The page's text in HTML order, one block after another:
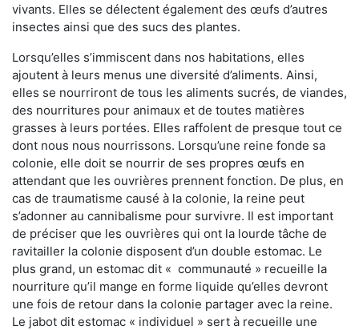
vivants. Elles se délectent également des œufs d’autres
insectes ainsi que des sucs des plantes.
Lorsqu’elles s’immiscent dans nos habitations, elles
ajoutent à leurs menus une diversité d’aliments. Ainsi,
elles se nourriront de tous les aliments sucrés, de viandes,
des nourritures pour animaux et de toutes matières
grasses à leurs portées. Elles raffolent de presque tout ce
dont nous nous nourrissons. Lorsqu’une reine fonde sa
colonie, elle doit se nourrir de ses propres œufs en
attendant que les ouvrières prennent fonction. De plus, en
cas de traumatisme causé à la colonie, la reine peut
s’adonner au cannibalisme pour survivre. Il est important
de préciser que les ouvrières qui ont la lourde tâche de
ravitailler la colonie disposent d’un double estomac. Le
plus grand, un estomac dit « communauté » recueille la
nourriture qu’il mange en forme liquide qu’elles devront
une fois de retour dans la colonie partager avec la reine.
Le jabot dit estomac « individuel » sert à recueille une